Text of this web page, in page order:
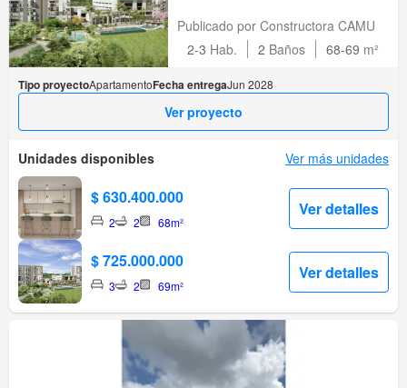
Publicado por Constructora CAMU
2-3 Hab. 2 Baños 68-69 m²
Tipo proyectoApartamentoFecha entregaJun 2028
Ver proyecto
Unidades disponibles Ver más unidades
$ 630.400.000
2 2 68m²
Ver detalles
$ 725.000.000
3 2 69m²
Ver detalles